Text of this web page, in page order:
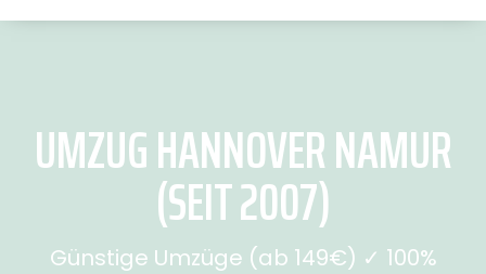
UMZUG HANNOVER NAMUR
(SEIT 2007)
Günstige Umzüge (ab 149€) ✓ 100%